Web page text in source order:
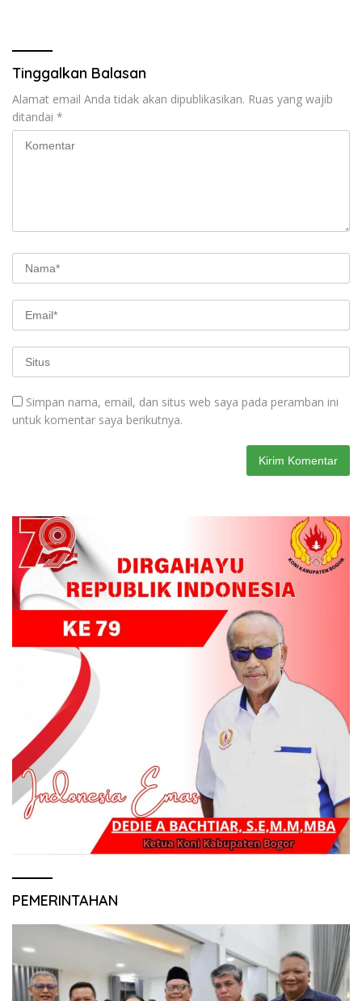
Tinggalkan Balasan
Alamat email Anda tidak akan dipublikasikan. Ruas yang wajib
ditandai *
Simpan nama, email, dan situs web saya pada peramban ini
untuk komentar saya berikutnya.
PEMERINTAHAN